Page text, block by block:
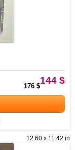
144 $
176 $
12.60 x 11.42 in